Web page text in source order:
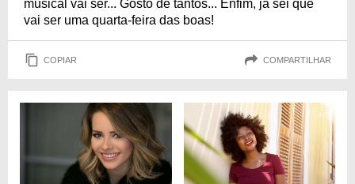
musical vai ser... Gosto de tantos... Enfim, já sei que
vai ser uma quarta-feira das boas!
COPIAR COMPARTILHAR